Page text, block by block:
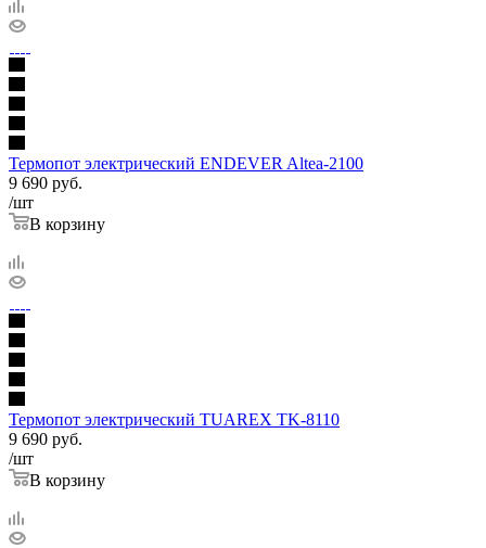
Термопот электрический ENDEVER Altea-2100
9 690 руб.
/шт
В корзину
Термопот электрический TUAREX TK-8110
9 690 руб.
/шт
В корзину